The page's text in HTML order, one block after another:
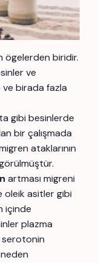
ögelerden biridir.
ve
birada fazla
gibi besinlerde
bir çalışmada
ataklarının
artması migreni
oleik asitler gibi
içinde
plazma
serotonin